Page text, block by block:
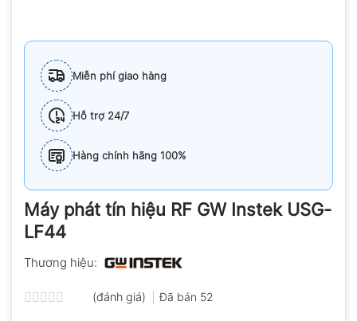
Miễn phí giao hàng
Hỗ trợ 24/7
Hàng chính hãng 100%
Máy phát tín hiệu RF GW Instek USG-
LF44
Thương hiệu:
(đánh giá) Đã bán 52